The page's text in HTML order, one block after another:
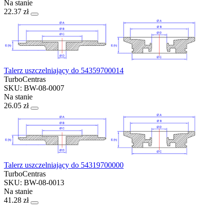
Na stanie
22.37 zł
Talerz uszczelniający do 54359700014
TurboCentras
SKU: BW-08-0007
Na stanie
26.05 zł
Talerz uszczelniający do 54319700000
TurboCentras
SKU: BW-08-0013
Na stanie
41.28 zł